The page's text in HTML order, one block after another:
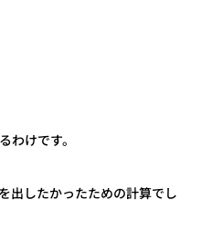
わけです。
出したかったための計算でし